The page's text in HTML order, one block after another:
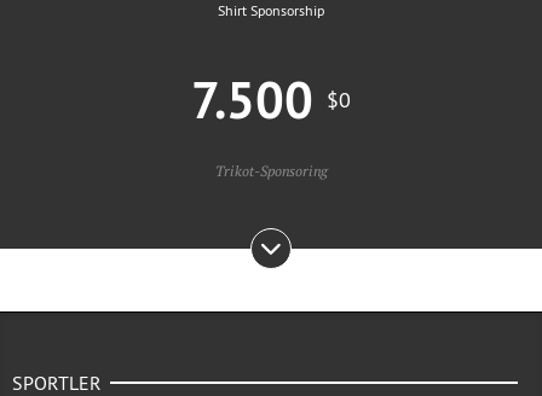
Shirt Sponsorship
7.500 $0
Trikot-Sponsoring
SPORTLER